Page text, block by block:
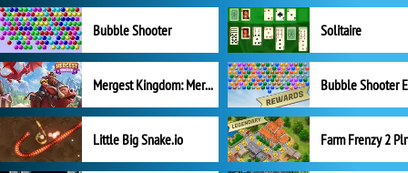
Bubble Shooter Solitaire
Mergest Kingdom: Merge Puzzle
Little Big Snake.io